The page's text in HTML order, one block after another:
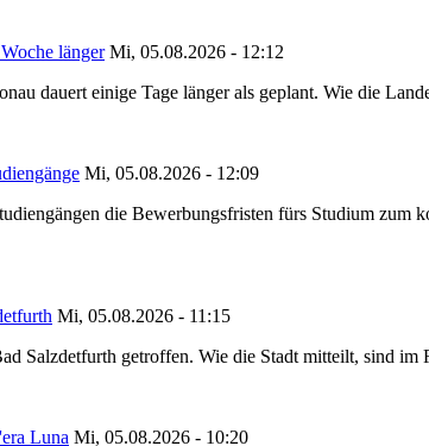
länger Mi, 05.08.2026 - 12:12
dauert einige Tage länger als geplant. Wie die
Mi, 05.08.2026 - 12:09
die Bewerbungsfristen fürs Studium
Mi, 05.08.2026 - 11:15
Salzdetfurth getroffen. Wie die Stadt mitteilt, sind
Luna Mi, 05.08.2026 - 10:20